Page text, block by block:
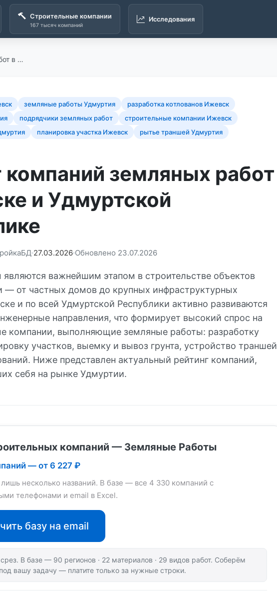
Строительные компании
167 тысяч компаний
Исследования
в …
земляные работы Удмуртия
разработка котлованов Ижевск
подрядчики земляных работ
строительные компании Ижевск
планировка участка Ижевск
рытье траншей Удмуртия
компаний земляных работ
и Удмуртской
27.03.2026 Обновлено 23.07.2026
важнейшим этапом в строительстве объектов
от частных домов до крупных инфраструктурных
и по всей Удмуртской Республики активно развиваются
направления, что формирует высокий спрос на
компании, выполняющие земляные работы: разработку
участков, выемку и вывоз грунта, устройство траншей
Ниже представлен актуальный рейтинг компаний,
себя на рынке Удмуртии.
компаний — Земляные Работы
— от 6 227 ₽
несколько названий. В базе — все 4 330 компаний с
телефонами и email в Excel.
базу на email
В базе — 90 регионов · 22 материалов · 29 видов работ. Соберём
вашу задачу — платите только за нужные строки.